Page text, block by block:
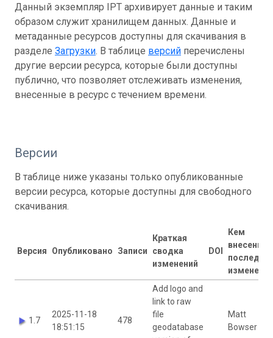
Данный экземпляр IPT архивирует данные и таким
образом служит хранилищем данных. Данные и
метаданные ресурсов доступны для скачивания в
разделе Загрузки. В таблице версий перечислены
другие версии ресурса, которые были доступны
публично, что позволяет отслеживать изменения,
внесенные в ресурс с течением времени.
Версии
В таблице ниже указаны только опубликованные
версии ресурса, которые доступны для свободного
скачивания.
Версия Опубликовано Записи
Краткая
сводка
изменений
DOI
Кем
внесены
изменения
1.7
2025-11-18
18:51:15
478
Add logo and
link to raw
file
geodatabase
Matt
Bowser